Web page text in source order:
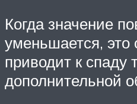
Когда значение
уменьшается, это
приводит к спаду
дополнительной